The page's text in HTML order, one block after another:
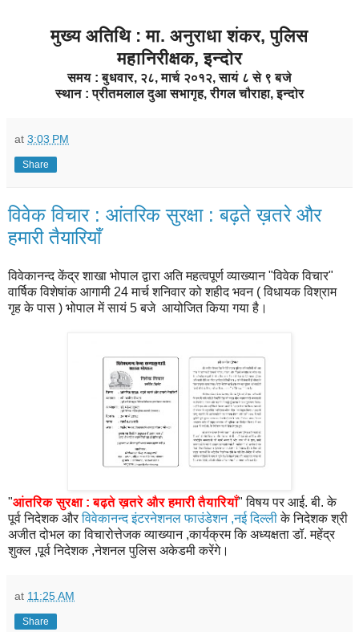
मुख्य अतिथि : मा. अनुराधा शंकर, पुलिस
महानिरीक्षक, इन्दोर
समय : बुधवार, २८, मार्च २०१२, सायं ८ से ९ बजे
स्थान : प्रीतमलाल दुआ सभागृह, रीगल चौराहा, इन्दोर
at 3:03 PM
Share
विवेक विचार : आंतरिक सुरक्षा : बढ़ते ख़तरे और
हमारी तैयारियाँ
विवेकानन्द केंद्र शाखा भोपाल द्वारा अति महत्वपूर्ण व्याख्यान "विवेक विचार"
वार्षिक विशेषांक आगामी 24 मार्च शनिवार को शहीद भवन ( विधायक विश्राम
गृह के पास ) भोपाल में सायं 5 बजे आयोजित किया गया है।
"आंतरिक सुरक्षा : बढ़ते ख़तरे और हमारी तैयारियाँ" विषय पर आई. बी. के
पूर्व निदेशक औरविवेकानन्द इंटरनेशनल फाउंडेशन ,नई दिल्लीके निदेशक श्री
अजीत दोभल का विचारोत्तेजक व्याख्यान ,कार्यक्रम कि अध्यक्षता डॉ. महेंद्र
शुक्ल ,पूर्व निदेशक ,नेशनल पुलिस अकेडमी करेंगे।
at 11:25 AM
Share